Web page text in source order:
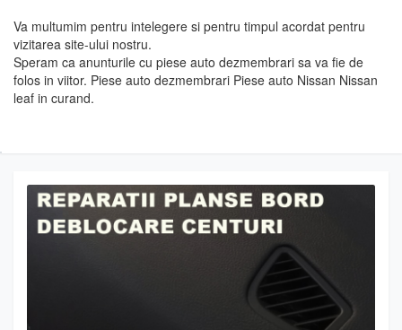
Va multumim pentru intelegere si pentru timpul acordat pentru
vizitarea site-ului nostru.
Speram ca anunturile cu piese auto dezmembrari sa va fie de
folos in viitor. Piese auto dezmembrari Piese auto Nissan Nissan
leaf in curand.